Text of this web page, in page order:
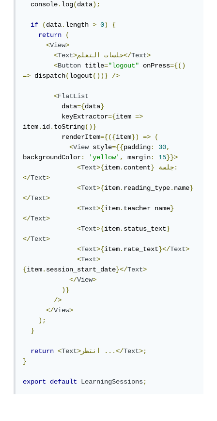
  console
.log(data);
if (data.length > 0)
{
return
(
<View>
<Text >جلساتالتعلم</Text>
<Button title="logout" onPress={()
=> dispatch(logout())} />
<FlatList
          data
={data}
          keyExtractor
={item =>
item.id.toString()}
          renderItem
={({item}) =>
(
<View style={{padding: 30,
backgroundColor: 'yellow', margin: 15}}>
<Text>{item.content}
جلسة:
</Text>
<Text>{item.reading_type.name}
</Text>
<Text>{item.teacher_name}
</Text>
<Text>{item.status_text}
</Text>
<Text>{item.rate_text}</Text>
<Text>
{item.session_start_date}</Text>
</View>
)}
/>
</View>
);
}
return <Text >انتظر ...</Text>;
}
export default LearningSessions;